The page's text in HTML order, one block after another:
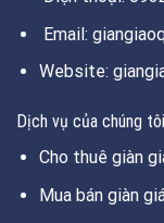
Email:
Website:
Dịch vụ của chúng tôi
Cho thuê giàn
Mua bán giàn